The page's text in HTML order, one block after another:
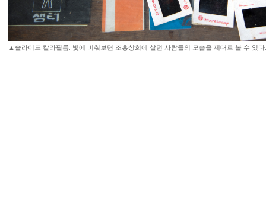
▲슬라이드 칼라필름. 빛에 비춰보면 조흥상회에 살던 사람들의 모습을 제대로 볼 수 있다.